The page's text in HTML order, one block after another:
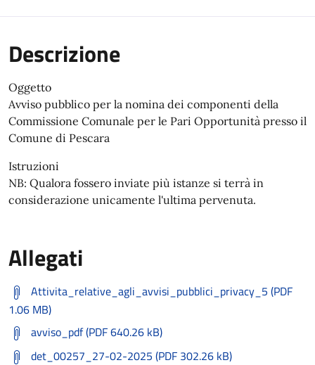
Descrizione
Oggetto
Avviso pubblico per la nomina dei componenti della
Commissione Comunale per le Pari Opportunità presso il
Comune di Pescara
Istruzioni
NB: Qualora fossero inviate più istanze si terrà in
considerazione unicamente l'ultima pervenuta.
Allegati
Attivita_relative_agli_avvisi_pubblici_privacy_5 (PDF
1.06 MB)
avviso_pdf (PDF 640.26 kB)
det_00257_27-02-2025 (PDF 302.26 kB)